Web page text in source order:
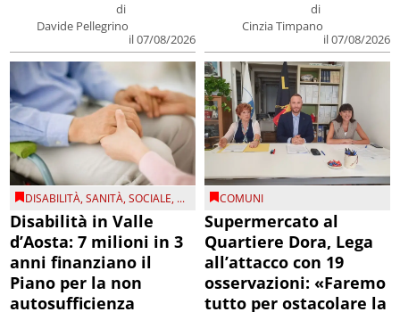
di
Davide Pellegrino
il 07/08/2026
di
Cinzia Timpano
il 07/08/2026
DISABILITÀ,SANITÀ,SOCIALE, ...
Disabilità in Valle
d’Aosta: 7 milioni in 3
anni finanziano il
Piano per la non
autosufficienza
COMUNI
Supermercato al
Quartiere Dora, Lega
all’attacco con 19
osservazioni: «Faremo
tutto per ostacolare la